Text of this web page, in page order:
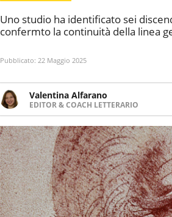
Uno studio ha identificato sei
confermto la continuità della linea
Pubblicato: 22 Maggio 2025
Valentina Alfarano
EDITOR & COACH LETTERARIO
Lavorare con le storie è la mia
lavoro come editor di narrativa e